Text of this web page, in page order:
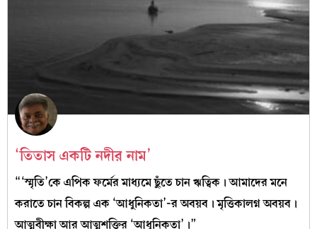
‘তিতাস একটি নদীর নাম’
“‘স্মৃতি’কে এপিক ফর্মের মাধ্যমে ছুঁতে চান ঋত্বিক। আমাদের মনে
করাতে চান বিকল্প এক ‘আধুনিকতা’-র অবয়ব। মৃত্তিকালগ্ন অবয়ব।
আত্মবীক্ষা আর আত্মশক্তির ‘আধুনিকতা’।”